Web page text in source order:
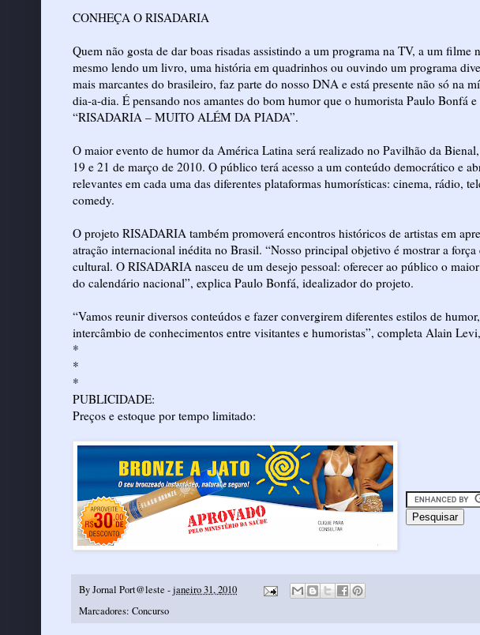
CONHEÇA O RISADARIA
Quem não gosta de dar boas risadas assistindo a um programa na TV, a um filme
mesmo lendo um livro, uma história em quadrinhos ou ouvindo um programa
mais marcantes do brasileiro, faz parte do nosso DNA e está presente não só na
dia-a-dia. É pensando nos amantes do bom humor que o humorista Paulo Bonfá
“RISADARIA – MUITO ALÉM DA PIADA”.
O maior evento de humor da América Latina será realizado no Pavilhão da
19 e 21 de março de 2010. O público terá acesso a um conteúdo democrático e
relevantes em cada uma das diferentes plataformas humorísticas: cinema, rádio,
comedy.
O projeto RISADARIA também promoverá encontros históricos de artistas em
atração internacional inédita no Brasil. “Nosso principal objetivo é mostrar a
cultural. O RISADARIA nasceu de um desejo pessoal: oferecer ao público o
do calendário nacional”, explica Paulo Bonfá, idealizador do projeto.
“Vamos reunir diversos conteúdos e fazer convergirem diferentes estilos de
intercâmbio de conhecimentos entre visitantes e humoristas”, completa Alain
*
*
*
PUBLICIDADE:
Preços e estoque por tempo limitado:
ByJornal Port@leste -janeiro 31, 2010
Marcadores: Concurso